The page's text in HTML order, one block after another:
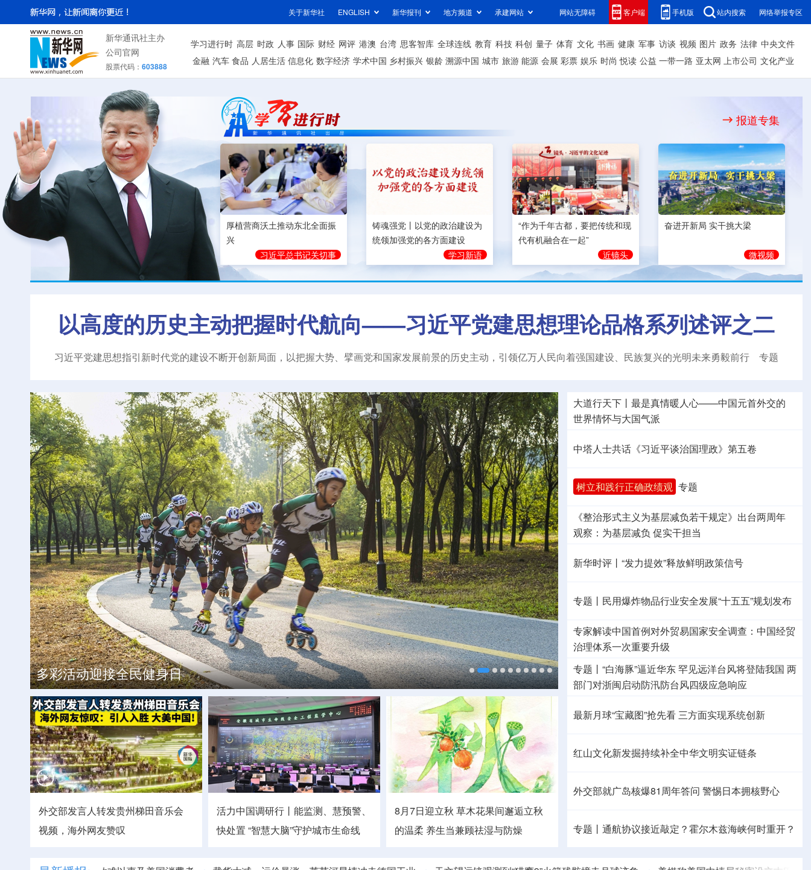
关于新华社 ENGLISH 新华报刊 地方频道 承建网站 网站无障碍 客户端 手机版 站内搜索 网络举报专区
新华通讯社主办
公司官网
股票代码： 603888
学习进行时 高层 时政 人事 国际 财经 网评 港澳 台湾 思客智库 全球连线 教育 科技 科创 量子 体育 文化 书画 健康 军事 访谈 视频 图片 政务 法律 中央文件
金融 汽车 食品 人居生活 信息化 数字经济 学术中国 乡村振兴 银龄 溯源中国 城市 旅游 能源 会展 彩票 娱乐 时尚 悦读 公益 一带一路 亚太网 上市公司 文化产业
报道专集
厚植营商沃土推动东北全面振
兴
习近平总书记关切事
铸魂强党丨以党的政治建设为
统领加强党的各方面建设
学习新语
“作为千年古都，要把传统和现
代有机融合在一起”
近镜头
奋进开新局 实干挑大梁
微视频
以高度的历史主动把握时代航向——习近平党建思想理论品格系列述评之二
习近平党建思想指引新时代党的建设不断开创新局面，以把握大势、擘画党和国家发展前景的历史主动，引领亿万人民向着强国建设、民族复兴的光明未来勇毅前行 专题
工银私人银行 君子偕伙伴同行
我国最北高铁哈伊高铁启动运行试验
多彩活动迎接全民健身日
今年入汛以来最大洪峰过境长江重庆涪陵段
外交部发言人转发贵州梯田音乐会
视频 ，海外网友赞叹
活力中国调研行丨 能监测、慧预警、
快处置 “智慧大脑”守护城市生命线
8月7日迎立秋 草木花果间邂逅立秋
的温柔 养生当兼顾祛湿与防燥
大道行天下丨最是真情暖人心——中国元首外交的
世界情怀与大国气派
中塔人士共话《习近平谈治国理政》第五卷
树立和践行正确政绩观 专题
《整治形式主义为基层减负若干规定》出台两周年
观察 ：为基层减负 促实干担当
新华时评丨“发力提效”释放鲜明政策信号
专题丨 民用爆炸物品行业安全发展“十五五”规划发布
专家解读中国首例对外贸易国家安全调查：中国经贸
治理体系一次重要升级
专题丨 “白海豚”逼近华东 罕见远洋台风将登陆我国 两
部门对浙闽启动防汛防台风四级应急响应
最新月球“宝藏图”抢先看三方面实现系统创新
红山文化新发掘持续补全中华文明实证链条
外交部就广岛核爆81周年答问 警惕日本拥核野心
专题丨 通航协议接近敲定？霍尔木兹海峡何时重开？
我国对派拓公司在华销售产品启动网络安全审查